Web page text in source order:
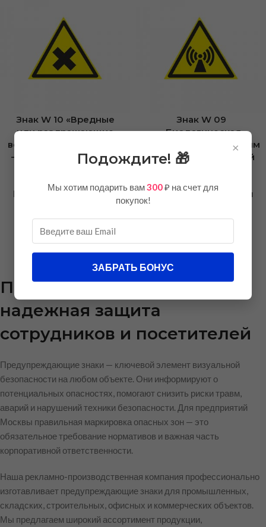
Знак W 10 «Вредные
или раздражающие
вещества» 200×200 мм
— предупреждающий
Предупреждающие знаки
(2)
Знак W 09
«Биологическая
опасность» 200×200 мм
— предупреждающий
Предупреждающие знаки
(5)
Загрузить еще товары
Предупреждающие знаки:
надежная защита
сотрудников и посетителей
Предупреждающие знаки — ключевой элемент визуальной
безопасности на любом объекте. Они информируют о
потенциальных опасностях, помогают снизить риски травм,
аварий и нарушений техники безопасности. Для предприятий
Москвы правильная маркировка опасных зон — это
обязательное требование нормативов и важная часть
корпоративной ответственности.
Наша рекламно-производственная компания профессионально
изготавливает предупреждающие знаки для промышленных,
складских, строительных, офисных и коммерческих объектов.
Мы предлагаем широкий ассортимент продукции,
×
Подождите! 🎁
Мы хотим подарить вам300₽ на счет для
покупок!
ЗАБРАТЬ БОНУС